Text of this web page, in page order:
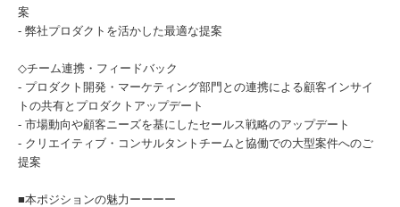
案
- 弊社プロダクトを活かした最適な提案
◇チーム連携・フィードバック
- プロダクト開発・マーケティング部門との連携による顧客インサイ
トの共有とプロダクトアップデート
- 市場動向や顧客ニーズを基にしたセールス戦略のアップデート
- クリエイティブ・コンサルタントチームと協働での大型案件へのご
提案
■本ポジションの魅力ーーーー